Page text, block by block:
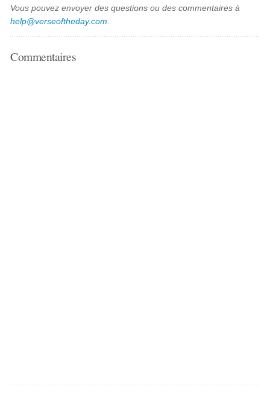
Vous pouvez envoyer des questions ou des commentaires à
help@verseoftheday.com
Commentaires